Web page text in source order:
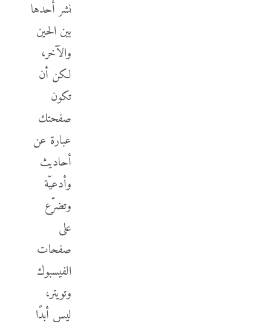
نشر أحدها
بين الحين
والآخر،
لكن أن
تكون
صفحتك
عبارة عن
أحاديث
وأدعيّة
وتضرّع
على
صفحات
الفيسبوك
وتويتر،
ليس أبدًا